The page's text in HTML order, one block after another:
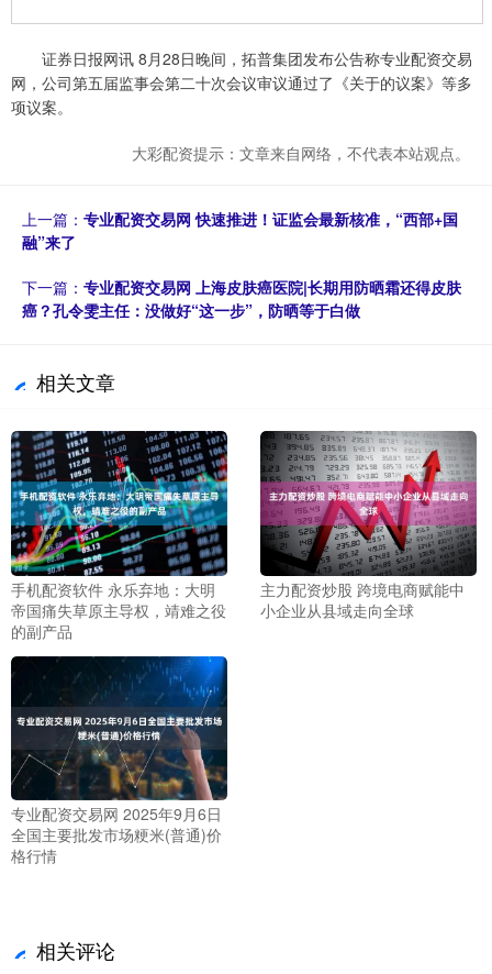
证券日报网讯 8月28日晚间，拓普集团发布公告称专业配资交易
网，公司第五届监事会第二十次会议审议通过了《关于的议案》等多
项议案。
大彩配资提示：文章来自网络，不代表本站观点。
上一篇： 专业配资交易网 快速推进！证监会最新核准，“西部+国
融”来了
下一篇： 专业配资交易网 上海皮肤癌医院|长期用防晒霜还得皮肤
癌？孔令雯主任：没做好“这一步”，防晒等于白做
相关文章
手机配资软件 永乐弃地：大明
帝国痛失草原主导权，靖难之役
的副产品
主力配资炒股 跨境电商赋能中
小企业从县域走向全球
专业配资交易网 2025年9月6日
全国主要批发市场粳米(普通)价
格行情
相关评论